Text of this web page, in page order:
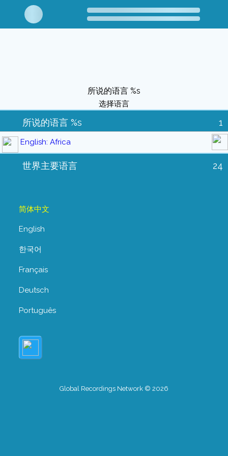
所说的语言 %s
选择语言
所说的语言 %s 1
English: Africa
世界主要语言 24
简体中文
English
한국어
Français
Deutsch
Português
Global Recordings Network © 2026